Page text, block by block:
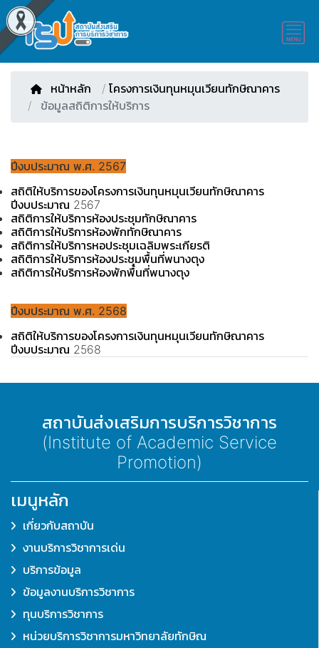
หน้าหลัก / โครงการเงินทุนหมุนเวียนทักษิณาคาร
ข้อมูลสถิติการให้บริการ
ปีงบประมาณ พ.ศ. 2567
สถิติให้บริการของโครงการเงินทุนหมุนเวียนทักษิณาคาร
ปีงบประมาณ 2567
สถิติการให้บริการห้องประชุมทักษิณาคาร
สถิติการให้บริการห้องพักทักษิณาคาร
สถิติการให้บริการหอประชุมเฉลิมพระเกียรติ
สถิติการให้บริการห้องประชุมพื้นที่พนางตุง
สถิติการให้บริการห้องพักพื้นที่พนางตุง
ปีงบประมาณ พ.ศ. 2568
สถิติให้บริการของโครงการเงินทุนหมุนเวียนทักษิณาคาร
ปีงบประมาณ 2568
สถาบันส่งเสริมการบริการวิชาการ
(Institute of Academic Service
Promotion)
เมนูหลัก
เกี่ยวกับสถาบัน
งานบริการวิชาการเด่น
บริการข้อมูล
ข้อมูลงานบริการวิชาการ
ทุนบริการวิชาการ
หน่วยบริการวิชาการมหาวิทยาลัยทักษิณ